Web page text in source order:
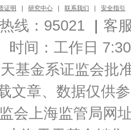
证明 研究中心 联系我们 安全指引
线：95021 | 客
时间：工作日
基金系证监会批
文章、数据仅供
会上海监管局网